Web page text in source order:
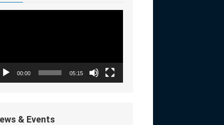
00:00 05:15
& Events